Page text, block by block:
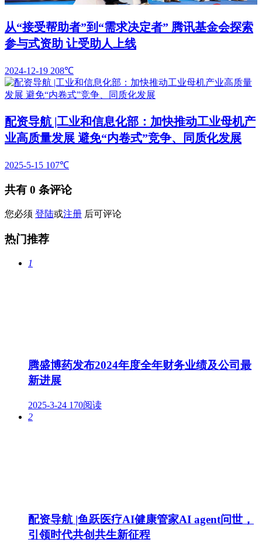
从“接受帮助者”到“需求决定者” 腾讯基金会探索
参与式资助 让受助人上线
2024-12-19 208℃
配资导航 |工业和信息化部：加快推动工业母机产
业高质量发展 避免“内卷式”竞争、同质化发展
2025-5-15 107℃
共有 0 条评论
您必须 登陆或注册 后可评论
热门推荐
1
腾盛博药发布2024年度全年财务业绩及公司最
新进展
2025-3-24 170阅读
2
配资导航 |鱼跃医疗AI健康管家AI agent问世，
引领时代共创共生新征程